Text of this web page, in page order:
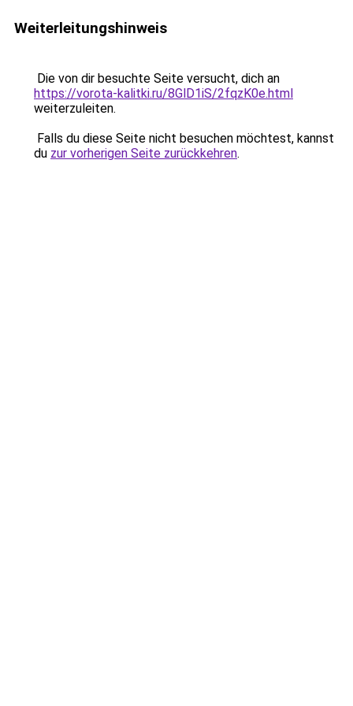
Weiterleitungshinweis
Die von dir besuchte Seite versucht, dich an
https://vorota-kalitki.ru/8GlD1iS/2fqzK0e.html
weiterzuleiten.
Falls du diese Seite nicht besuchen möchtest, kannst
du zur vorherigen Seite zurückkehren.